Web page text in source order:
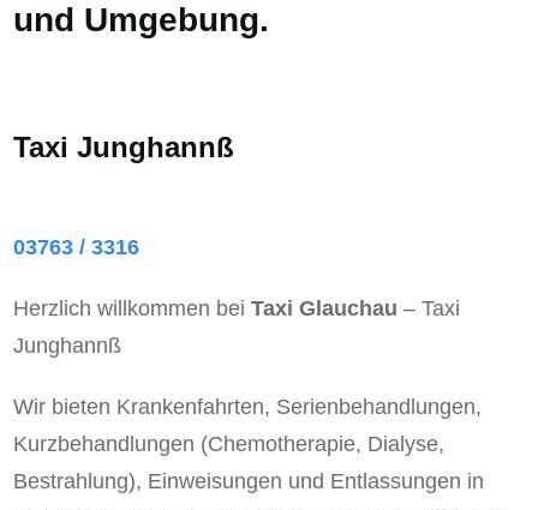
und Umgebung.
Taxi Junghannß
03763 / 3316
Herzlich willkommen bei Taxi Glauchau – Taxi
Junghannß
Wir bieten Krankenfahrten, Serienbehandlungen,
Kurzbehandlungen (Chemotherapie, Dialyse,
Bestrahlung), Einweisungen und Entlassungen in